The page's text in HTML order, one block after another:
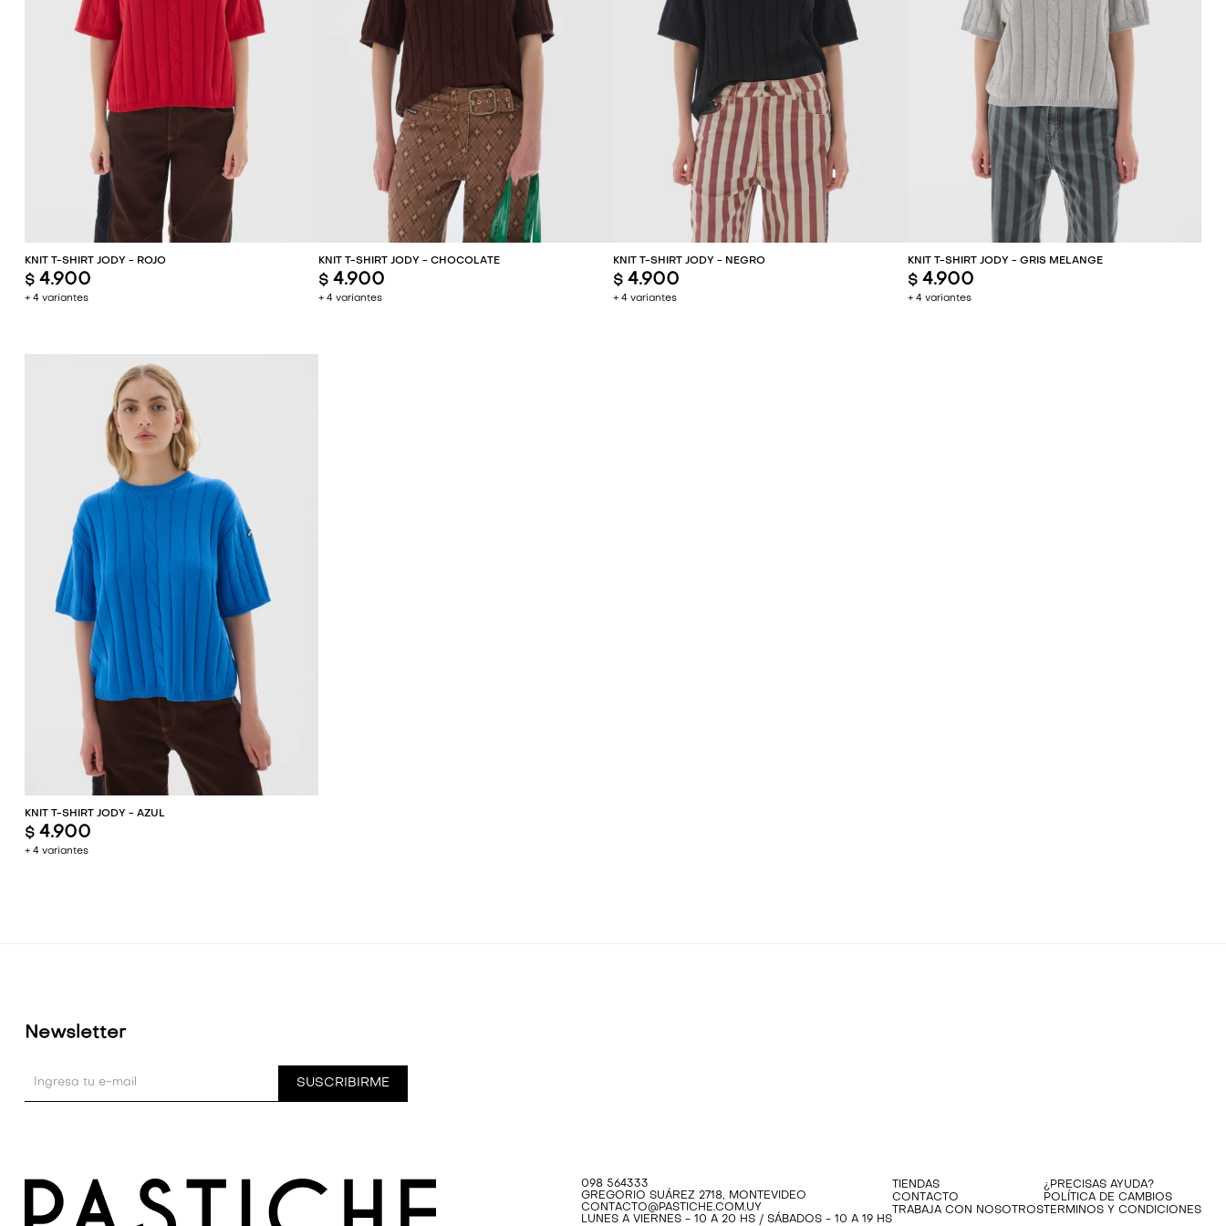
AGREGAR AL CARRITO
KNIT T-SHIRT JODY - ROJO
+ 4 variantes
$ 4.900
AGREGAR AL CARRITO
KNIT T-SHIRT JODY - CHOCOLATE
+ 4 variantes
$ 4.900
AGREGAR AL CARRITO
KNIT T-SHIRT JODY - NEGRO
+ 4 variantes
$ 4.900
AGREGAR AL CARRITO
KNIT T-SHIRT JODY - GRIS MELANGE
+ 4 variantes
$ 4.900
AGREGAR AL CARRITO
KNIT T-SHIRT JODY - AZUL
+ 4 variantes
$ 4.900
Newsletter
SUSCRIBIRME
098 564333
GREGORIO SUÁREZ 2718, MONTEVIDEO
CONTACTO@PASTICHE.COM.UY
LUNES A VIERNES - 10 A 20 HS / SÁBADOS - 10 A 19 HS
TIENDAS
CONTACTO
TRABAJA CON NOSOTROS
¿PRECISAS AYUDA?
POLÍTICA DE CAMBIOS
TERMINOS Y CONDICIONES